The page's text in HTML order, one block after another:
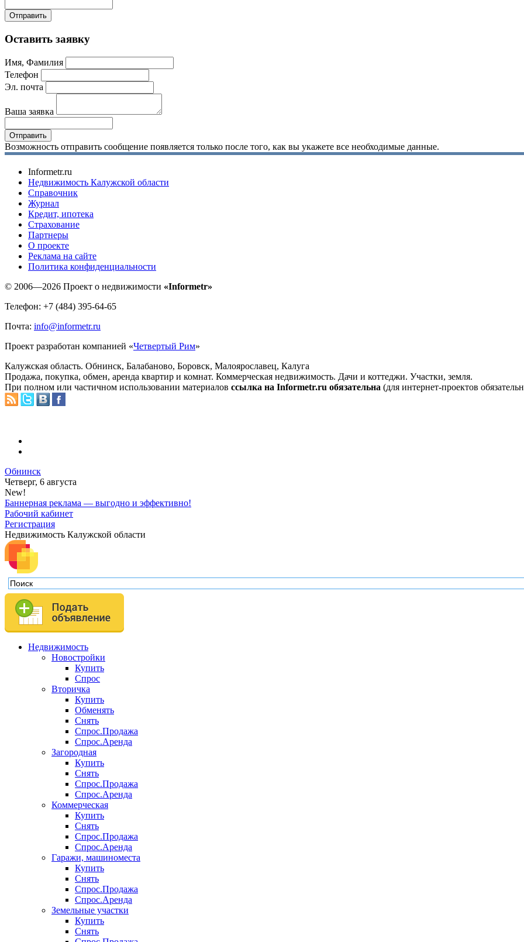
Оставить заявку
Имя, Фамилия
Телефон
Эл. почта
Ваша заявка
Возможность отправить сообщение появляется только после того, как вы укажете все необходимые данные.
Informetr.ru
Недвижимость Калужской области
Справочник
Журнал
Кредит, ипотека
Страхование
Партнеры
O проекте
Реклама на сайте
Политика конфиденциальности
© 2006—2026 Проект о недвижимости «Informetr»
Телефон: +7 (484) 395-64-65
Почта: info@informetr.ru
Проект разработан компанией «Четвертый Рим»
Калужская область. Обнинск, Балабаново, Боровск, Малоярославец, Калуга
Продажа, покупка, обмен, аренда квартир и комнат. Коммерческая недвижимость. Дачи и коттеджи. Участки, земля.
При полном или частичном использовании материалов ссылка на Informetr.ru обязательна (для интернет-проектов
Обнинск
Четверг, 6 августа
New!
Баннерная реклама — выгодно и эффективно!
Рабочий кабинет
Регистрация
Недвижимость Калужской области
Недвижимость
Новостройки
Купить
Спрос
Вторичка
Купить
Обменять
Снять
Спрос.Продажа
Спрос.Аренда
Загородная
Купить
Снять
Спрос.Продажа
Спрос.Аренда
Коммерческая
Купить
Снять
Спрос.Продажа
Спрос.Аренда
Гаражи, машиноместа
Купить
Снять
Спрос.Продажа
Спрос.Аренда
Земельные участки
Купить
Снять